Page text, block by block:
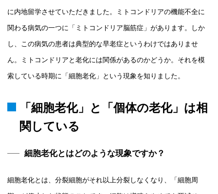
に内地留学させていただきました。ミトコンドリアの機能不全に
関わる病気の一つに「ミトコンドリア脳筋症」があります。しか
し、この病気の患者は典型的な早老症というわけではありませ
ん。ミトコンドリアと老化には関係があるのかどうか。それを模
索している時期に「細胞老化」という現象を知りました。
「細胞老化」と「個体の老化」は相
関している
細胞老化とはどのような現象ですか？
細胞老化とは、分裂細胞がそれ以上分裂しなくなり、「細胞周